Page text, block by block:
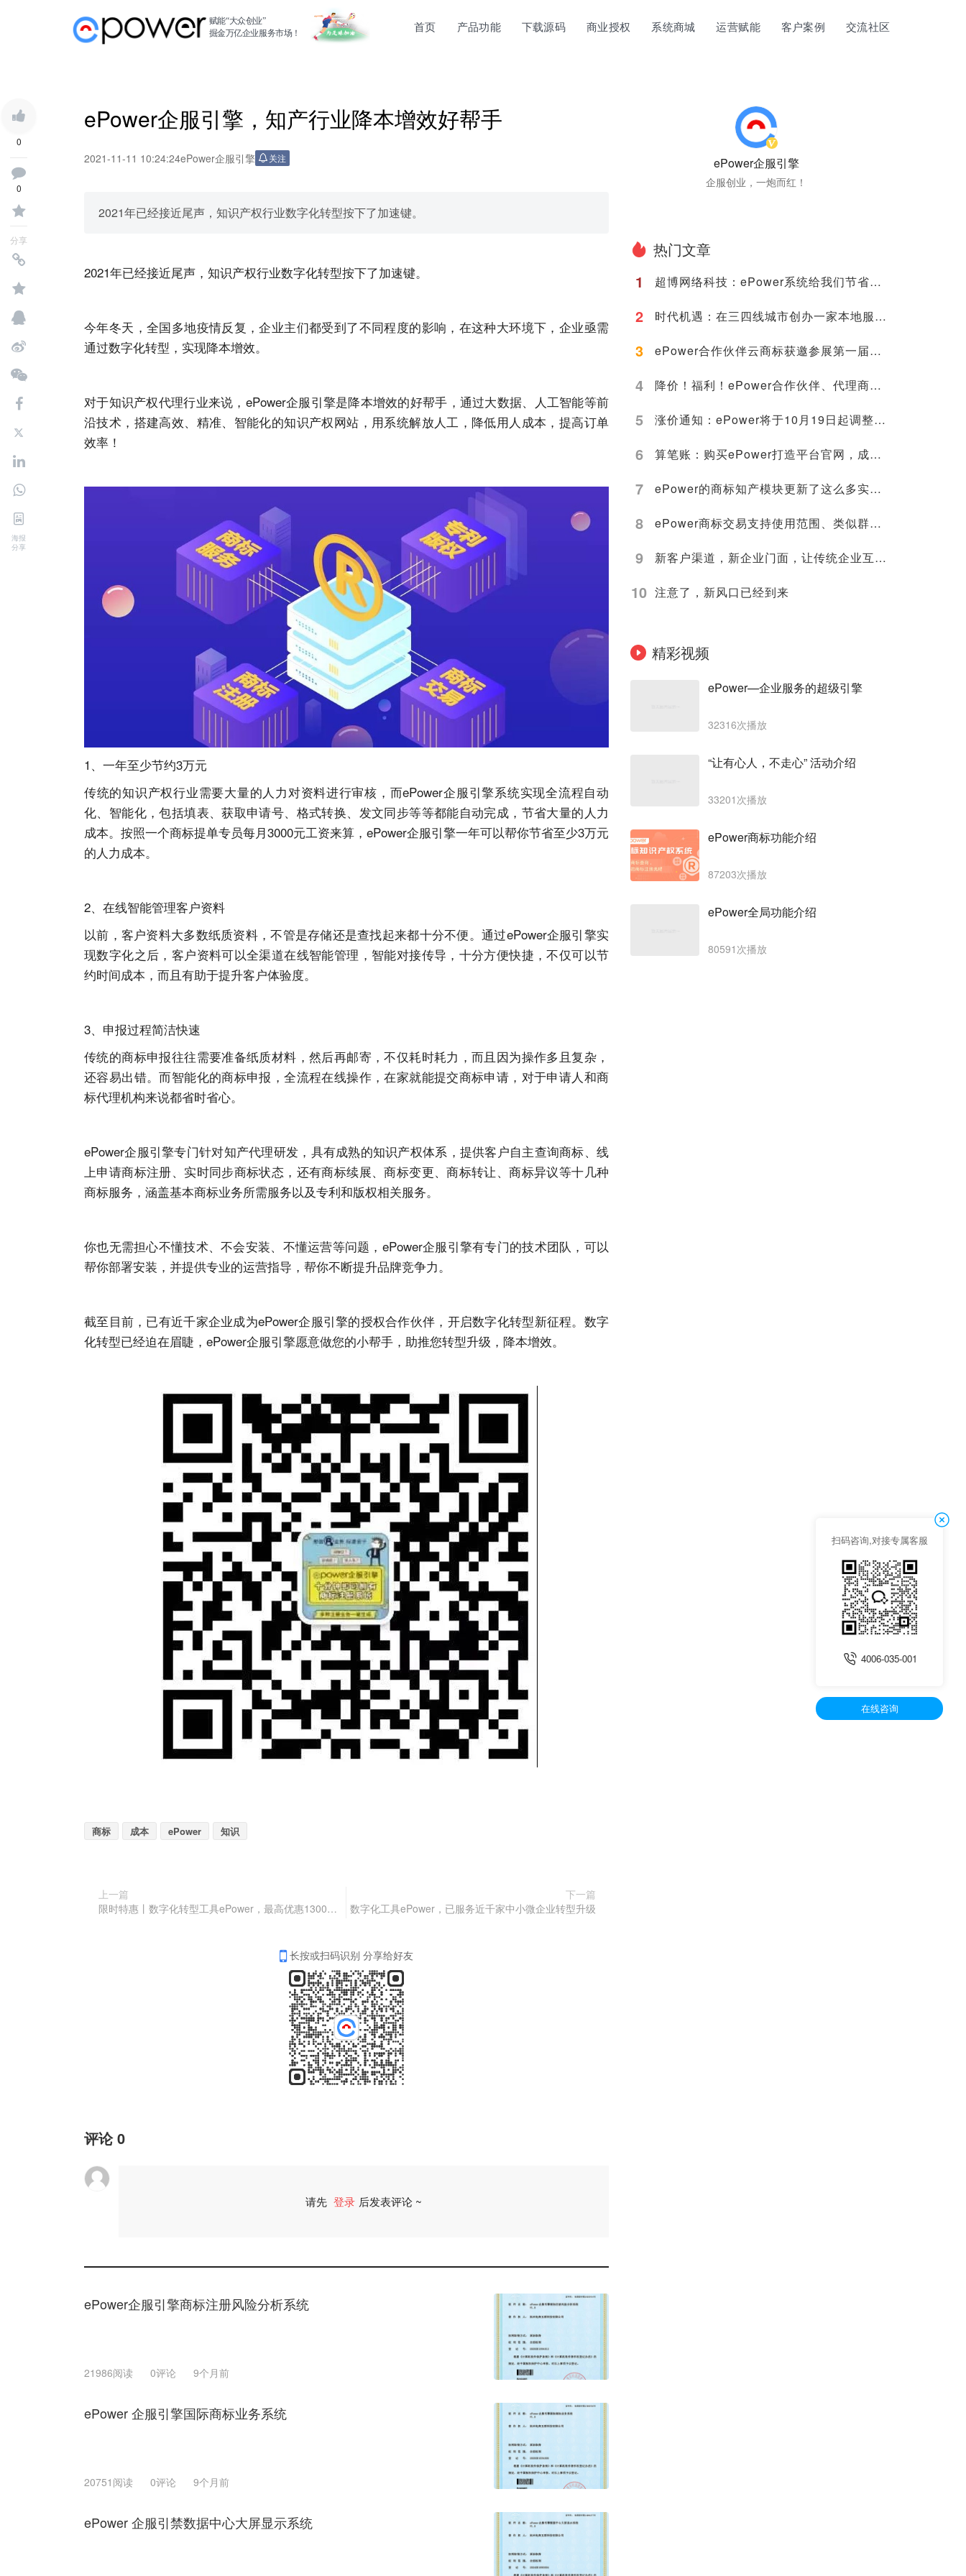
首页 产品功能 下载源码 商业授权 系统商城 运营赋能 客户案例 交流社区
赋能“大众创业”
掘金万亿企业服务市场！
0
0
分享
海报
分享
ePower企服引擎，知产行业降本增效好帮手
2021-11-11 10:24:24ePower企服引擎 关注
2021年已经接近尾声，知识产权行业数字化转型按下了加速键。
2021年已经接近尾声，知识产权行业数字化转型按下了加速键。
今年冬天，全国多地疫情反复，企业主们都受到了不同程度的影响，在这种大环境下，企业亟需
通过数字化转型，实现降本增效。
对于知识产权代理行业来说，ePower企服引擎是降本增效的好帮手，通过大数据、人工智能等前
沿技术，搭建高效、精准、智能化的知识产权网站，用系统解放人工，降低用人成本，提高订单
效率！
1、一年至少节约3万元
传统的知识产权行业需要大量的人力对资料进行审核，而ePower企服引擎系统实现全流程自动
化、智能化，包括填表、获取申请号、格式转换、发文同步等等都能自动完成，节省大量的人力
成本。按照一个商标提单专员每月3000元工资来算，ePower企服引擎一年可以帮你节省至少3万元
的人力成本。
2、在线智能管理客户资料
以前，客户资料大多数纸质资料，不管是存储还是查找起来都十分不便。通过ePower企服引擎实
现数字化之后，客户资料可以全渠道在线智能管理，智能对接传导，十分方便快捷，不仅可以节
约时间成本，而且有助于提升客户体验度。
3、申报过程简洁快速
传统的商标申报往往需要准备纸质材料，然后再邮寄，不仅耗时耗力，而且因为操作多且复杂，
还容易出错。而智能化的商标申报，全流程在线操作，在家就能提交商标申请，对于申请人和商
标代理机构来说都省时省心。
ePower企服引擎专门针对知产代理研发，具有成熟的知识产权体系，提供客户自主查询商标、线
上申请商标注册、实时同步商标状态，还有商标续展、商标变更、商标转让、商标异议等十几种
商标服务，涵盖基本商标业务所需服务以及专利和版权相关服务。
你也无需担心不懂技术、不会安装、不懂运营等问题，ePower企服引擎有专门的技术团队，可以
帮你部署安装，并提供专业的运营指导，帮你不断提升品牌竞争力。
截至目前，已有近千家企业成为ePower企服引擎的授权合作伙伴，开启数字化转型新征程。数字
化转型已经迫在眉睫，ePower企服引擎愿意做您的小帮手，助推您转型升级，降本增效。
商标 成本 ePower 知识
上一篇
限时特惠丨数字化转型工具ePower，最高优惠13000元！
下一篇
数字化工具ePower，已服务近千家中小微企业转型升级
长按或扫码识别 分享给好友
评论0
请先 登录 后发表评论 ~
ePower企服引擎商标注册风险分析系统
21986阅读 0评论 9个月前
ePower 企服引擎国际商标业务系统
20751阅读 0评论 9个月前
ePower 企服引禁数据中心大屏显示系统
ePower企服引擎
企服创业，一炮而红！
热门文章
1
超博网络科技：ePower系统给我们节省了很多的时间、人力与金钱成本！
2 时代机遇：在三四线城市创办一家本地服务的“阿里云”
3 ePower合作伙伴云商标获邀参展第一届中国—东盟人工智能峰会，并在新型智慧城市协同创新大赛荣获第一名！
4 降价！福利！ePower合作伙伴、代理商标注册价格低至268元，官微建站0成本
5 涨价通知：ePower将于10月19日起调整授权价格！
6 算笔账：购买ePower打造平台官网，成本究竟节约在哪里？
7 ePower的商标知产模块更新了这么多实用功能，你不来看看？
8 ePower商标交易支持使用范围、类似群组搜索，找标更方便！
9 新客户渠道，新企业门面，让传统企业互联网化的轻松方案
10 注意了，新风口已经到来
精彩视频
ePower—企业服务的超级引擎
32316次播放
“让有心人，不走心” 活动介绍
33201次播放
ePower商标功能介绍
87203次播放
ePower全局功能介绍
80591次播放
扫码咨询,对接专属客服
4006-035-001
在线咨询